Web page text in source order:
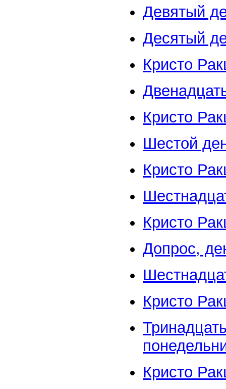
Девятый
Десятый
Кристо
Кристо
Шестой
Кристо
Кристо
Допрос,
Кристо
Кристо